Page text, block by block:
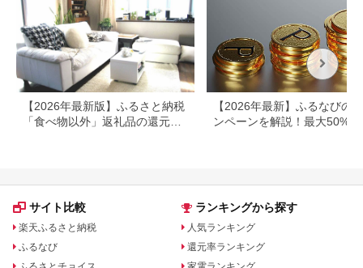
【2026年最新版】ふるさと納税
「食べ物以外」返礼品の還元率
【2026年最新】ふるなびの
ンペーンを解説！最大50%還
サイト比較
楽天ふるさと納税
ふるなび
ランキングから探す
人気ランキング
還元率ランキング